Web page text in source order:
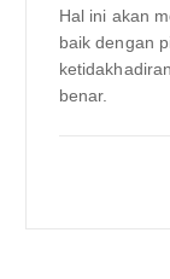
Hal ini akan
baik dengan
benar.